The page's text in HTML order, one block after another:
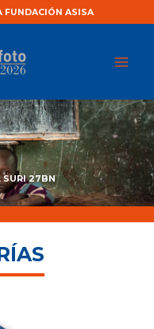
FUNDACIÓN ASISA
SURI 27BN